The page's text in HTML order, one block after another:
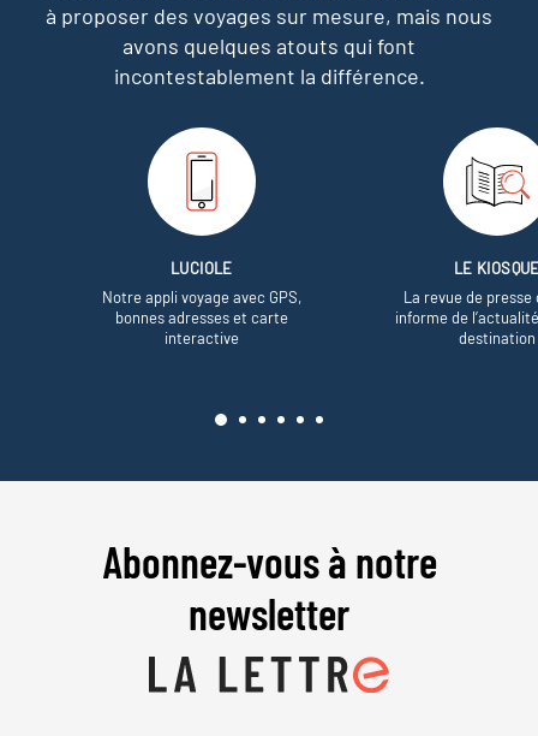
à proposer des voyages sur mesure, mais nous
avons quelques atouts qui font
incontestablement la différence.
LUCIOLE
Notre appli voyage avec GPS,
bonnes adresses et carte
interactive
LE
La revue de presse
informe de
destination
Abonnez-vous à notre
newsletter